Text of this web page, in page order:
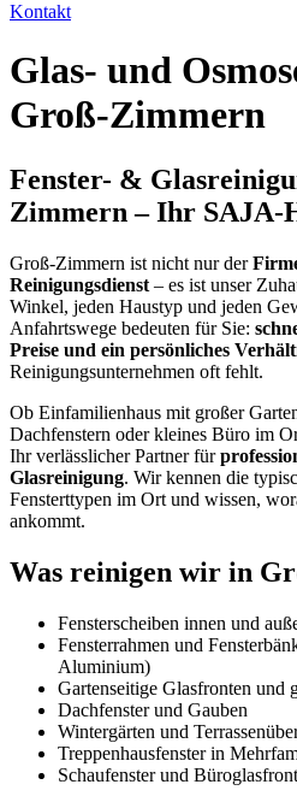
Kontakt
Glas- und
Groß-Zimmern
Fenster- &
Zimmern – Ihr SAJA-
Groß-Zimmern ist nicht nur der
Reinigungsdienst – es ist unser
Winkel, jeden Haustyp und jeden
Anfahrtswege bedeuten für Sie:
Preise und ein persönliches
Reinigungsunternehmen oft fehlt.
Ob Einfamilienhaus mit großer
Dachfenstern oder kleines Büro im
Ihr verlässlicher Partner für
Glasreinigung. Wir kennen die
Fensterttypen im Ort und wissen,
ankommt.
Was reinigen wir in
Fensterscheiben innen und
Fensterrahmen und
Aluminium)
Gartenseitige Glasfronten und
Dachfenster und Gauben
Wintergärten und
Treppenhausfenster in
Schaufenster und